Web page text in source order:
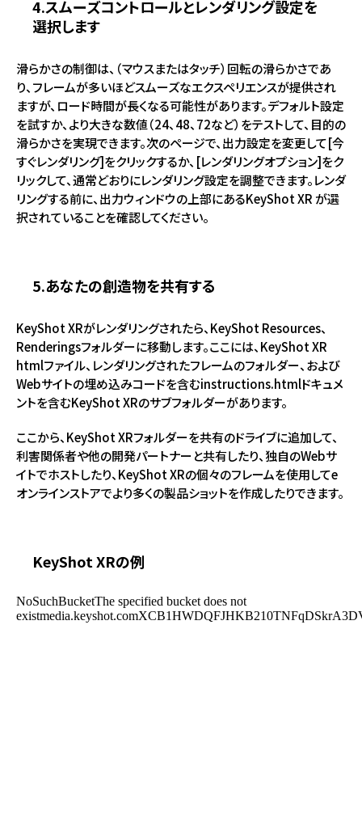
4.スムーズコントロールとレンダリング設定を
選択します
滑らかさの制御は、（マウスまたはタッチ）回転の滑らかさであ
り、フレームが多いほどスムーズなエクスペリエンスが提供され
ますが、ロード時間が長くなる可能性があります。デフォルト設定
を試すか、より大きな数値（24、48、72など）をテストして、目的の
滑らかさを実現できます。次のページで、出力設定を変更して[今
すぐレンダリング]をクリックするか、[レンダリングオプション]をク
リックして、通常どおりにレンダリング設定を調整できます。レンダ
リングする前に、出力ウィンドウの上部にあるKeyShot XR が選
択されていることを確認してください。
5.あなたの創造物を共有する
KeyShot XRがレンダリングされたら、KeyShot Resources、
Renderingsフォルダーに移動します。ここには、KeyShot XR
htmlファイル、レンダリングされたフレームのフォルダー、および
Webサイトの埋め込みコードを含むinstructions.htmlドキュメ
ントを含むKeyShot XRのサブフォルダーがあります。
ここから、KeyShot XRフォルダーを共有のドライブに追加して、
利害関係者や他の開発パートナーと共有したり、独自のWebサ
イトでホストしたり、KeyShot XRの個々のフレームを使用してe
オンラインストアでより多くの製品ショットを作成したりできます。
KeyShot XRの例